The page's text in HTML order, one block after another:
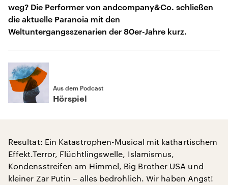
weg? Die Performer von andcompany&Co. schließen
die aktuelle Paranoia mit den
Weltuntergangsszenarien der 80er-Jahre kurz.
Aus dem Podcast
Hörspiel
Resultat: Ein Katastrophen-Musical mit kathartischem
Effekt.Terror, Flüchtlingswelle, Islamismus,
Kondensstreifen am Himmel, Big Brother USA und
kleiner Zar Putin – alles bedrohlich. Wir haben Angst!